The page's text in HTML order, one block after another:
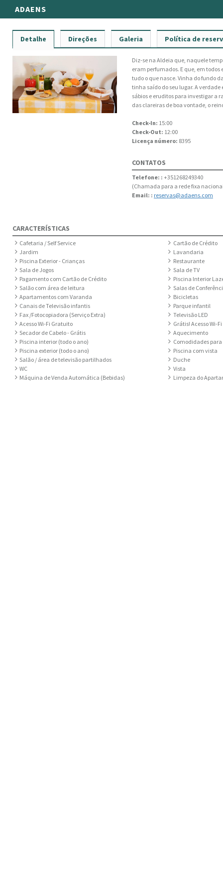
ADAENS
Detalhe Direções Galeria Política de
Diz-se na Aldeia que, naquele
eram perfumados. E que, em
tudo o que nasce. Vinha do fundo
tinha saído do seu lugar. A
sábios e eruditos para investigar a
das clareiras de boa vontade, o
Check-In: 15:00
Check-Out: 12:00
Licença número: 8395
CONTATOS
Telefone: : +351268249340
(Chamada para a rede fixa
Email: : reservas@adaens.com
CARACTERÍSTICAS
Cafetaria / Self Service
Cartão de Crédito
Jardim
Lavandaria
Piscina Exterior - Crianças
Restaurante
Sala de Jogos
Sala de TV
Pagamento com Cartão de Crédito
Piscina Interior
Salão com área de leitura
Salas de
Apartamentos com Varanda
Bicicletas
Canais de Televisão infantis
Parque infantil
Fax /Fotocopiadora (Serviço Extra)
Televisão LED
Acesso Wi-Fi Gratuito
Grátis! Acesso Wi-
Secador de Cabelo - Grátis
Aquecimento
Piscina interior (todo o ano)
Comodidades
Piscina exterior (todo o ano)
Piscina com vista
Salão / área de televisão partilhados
Duche
WC
Vista
Máquina de Venda Automática (Bebidas)
Limpeza do